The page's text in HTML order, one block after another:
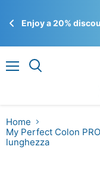
Enjoy a 20%
Home
My Perfect Colon
lunghezza